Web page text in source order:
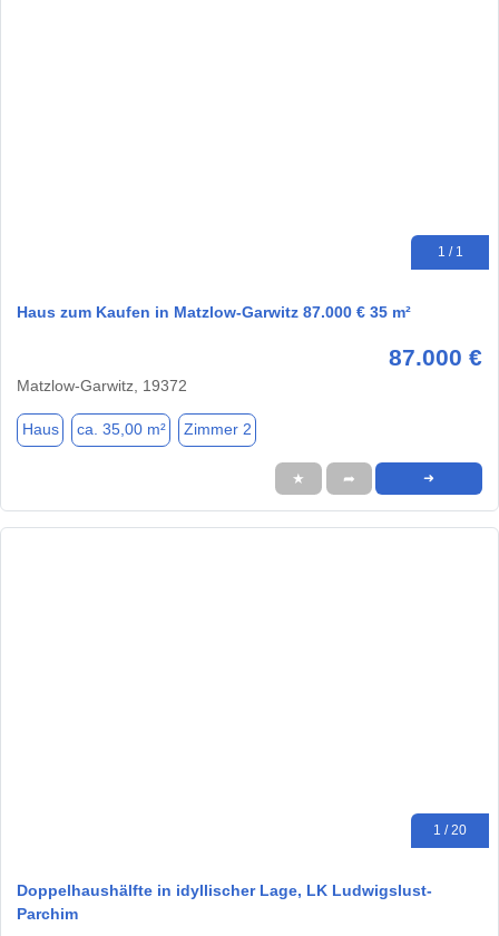
1 / 1
Haus zum Kaufen in Matzlow-Garwitz 87.000 € 35 m²
87.000 €
Matzlow-Garwitz, 19372
Haus ca. 35,00 m² Zimmer 2
★ ➦ ➜
1 / 20
Doppelhaushälfte in idyllischer Lage, LK Ludwigslust-
Parchim